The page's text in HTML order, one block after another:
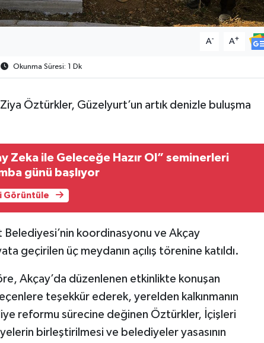
A- A+
Okunma Süresi: 1 Dk
Öztürkler, Güzelyurt’un artık denizle buluşma
Zeka ile Geleceğe Hazır Ol” seminerleri
günü başlıyor
Görüntüle
koordinasyonu ve Akçay
geçirilen üç meydanın açılış törenine katıldı.
Akçay’da düzenlenen etkinlikte konuşan
teşekkür ederek, yerelden kalkınmanın
reformu sürecine değinen Öztürkler, İçişleri
birleştirilmesi ve belediyeler yasasının